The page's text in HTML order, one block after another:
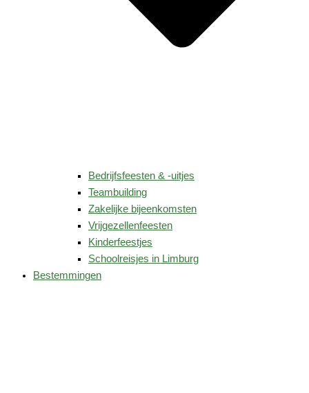
Bedrijfsfeesten & -uitjes
Teambuilding
Zakelijke bijeenkomsten
Vrijgezellenfeesten
Kinderfeestjes
Schoolreisjes in Limburg
Bestemmingen